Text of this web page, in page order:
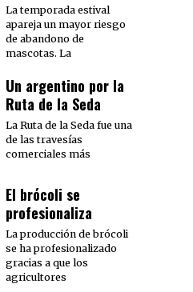
La temporada estival
apareja un mayor riesgo
de abandono de
mascotas. La
Un argentino por la
Ruta de la Seda
La Ruta de la Seda fue una
de las travesías
comerciales más
El brócoli se
profesionaliza
La producción de brócoli
se ha profesionalizado
gracias a que los
agricultores